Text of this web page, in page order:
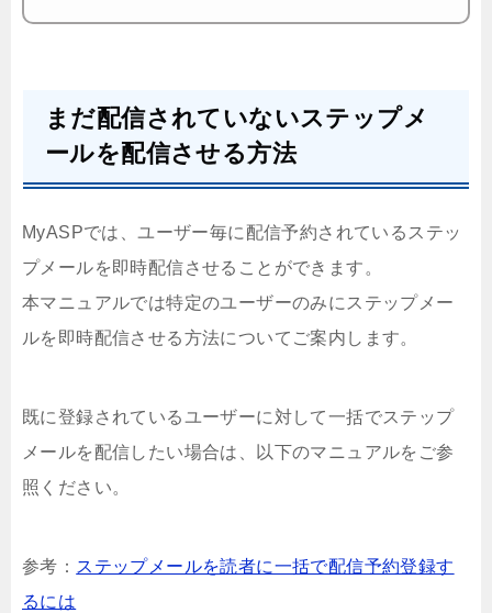
まだ配信されていないステップメ
ールを配信させる方法
MyASPでは、ユーザー毎に配信予約されているステッ
プメールを即時配信させることができます。
本マニュアルでは特定のユーザーのみにステップメー
ルを即時配信させる方法についてご案内します。
既に登録されているユーザーに対して一括でステップ
メールを配信したい場合は、以下のマニュアルをご参
照ください。
参考： ステップメールを読者に一括で配信予約登録す
るには